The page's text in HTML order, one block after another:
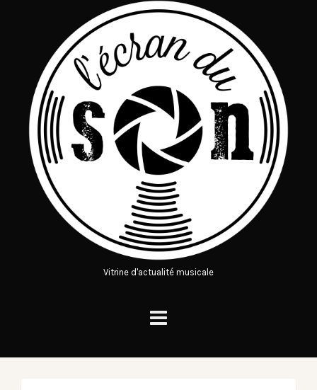
Vitrine d'actualité musicale